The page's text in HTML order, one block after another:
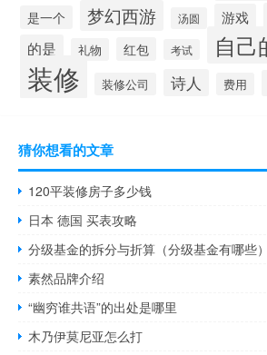
是一个 梦幻西游 汤圆 游戏
的是 礼物 红包 考试 自己
装修 装修公司 诗人 费用
猜你想看的文章
120平装修房子多少钱
日本 德国 买表攻略
分级基金的拆分与折算（分级基金有哪些）
素然品牌介绍
“幽穷谁共语”的出处是哪里
木乃伊莫尼亚怎么打